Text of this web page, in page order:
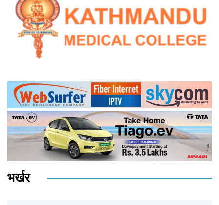
भर्खर